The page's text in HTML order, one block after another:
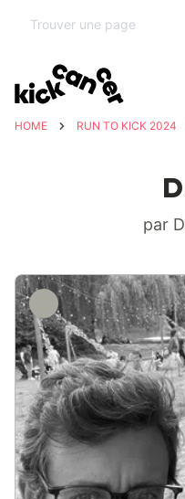
HOME RUN TO KICK 2024
par